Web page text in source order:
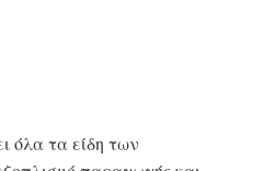
όλα τα είδη των